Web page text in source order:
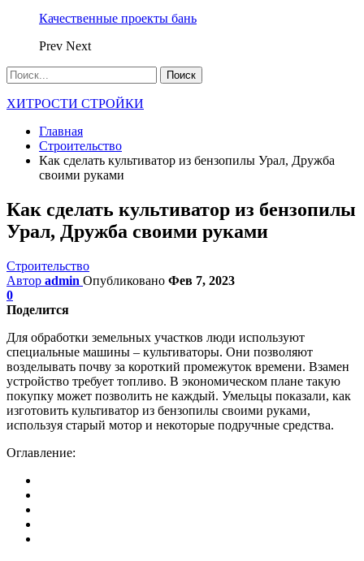
Качественные проекты бань
Prev Next
ХИТРОСТИ СТРОЙКИ
Главная
Строительство
Как сделать культиватор из бензопилы Урал, Дружба
своими руками
Как сделать культиватор из бензопилы
Урал, Дружба своими руками
Строительство
Автор admin Опубликовано Фев 7, 2023
0
Поделится
Для обработки земельных участков люди используют
специальные машины – культиваторы. Они позволяют
возделывать почву за короткий промежуток времени. Взамен
устройство требует топливо. В экономическом плане такую
покупку может позволить не каждый. Умельцы показали, как
изготовить культиватор из бензопилы своими руками,
используя старый мотор и некоторые подручные средства.
Оглавление: